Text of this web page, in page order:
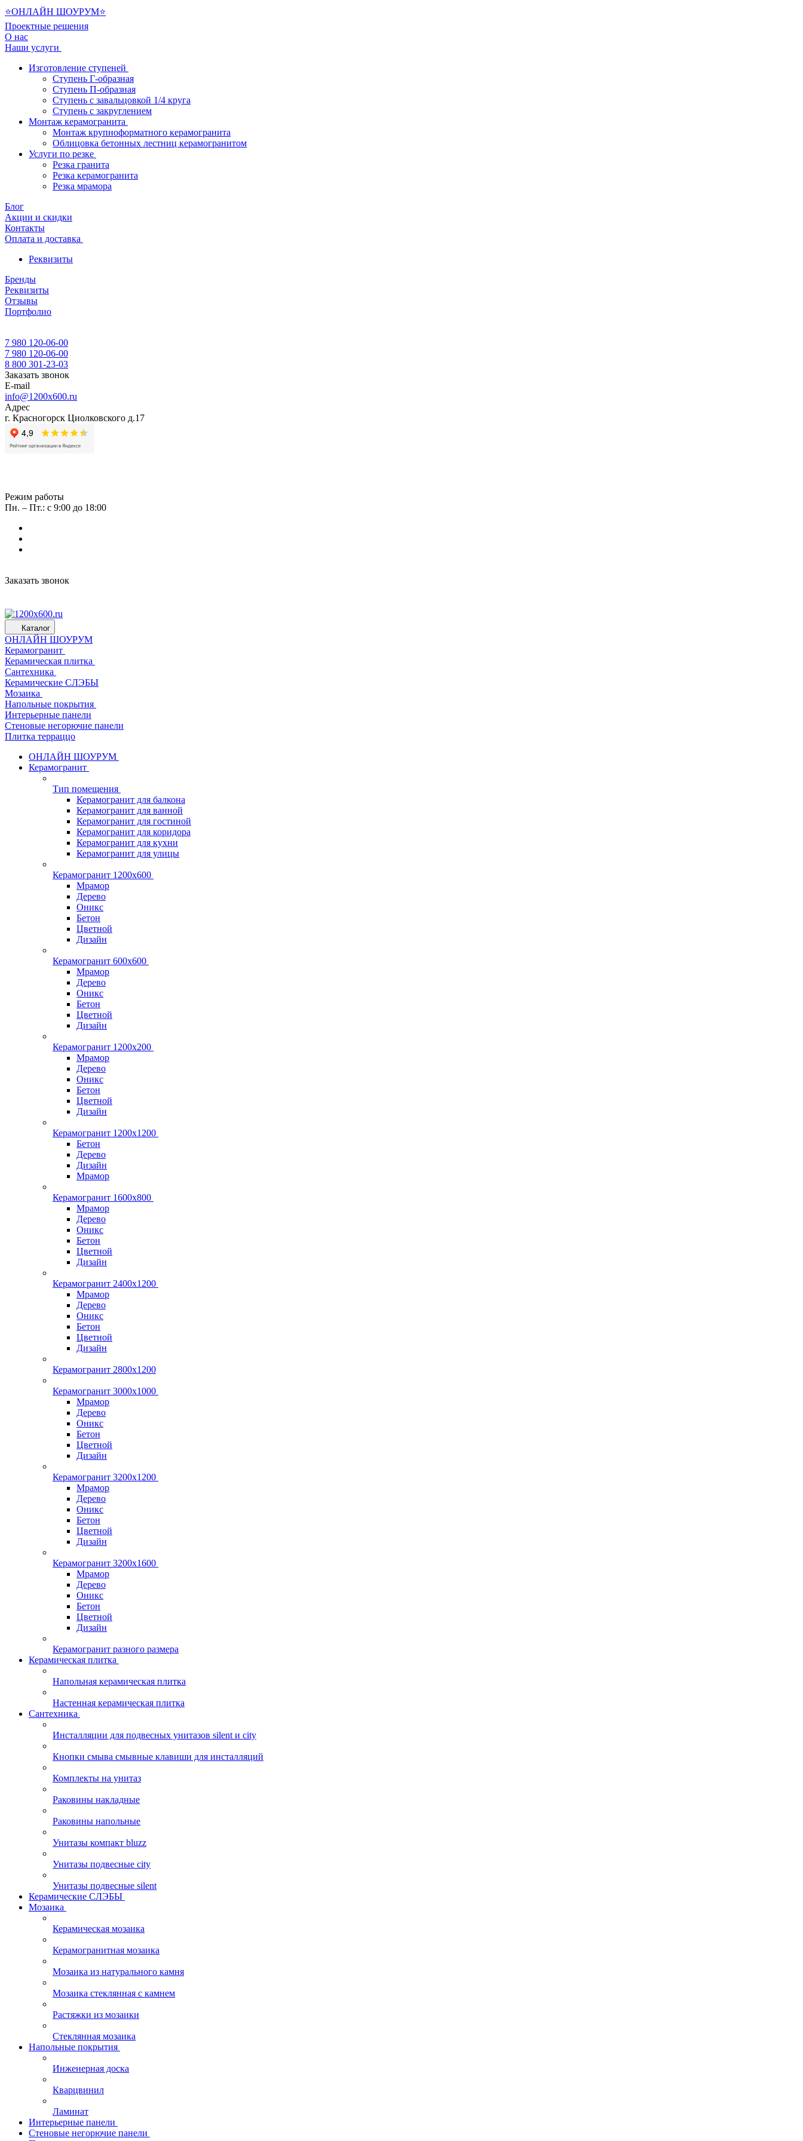
⭐ОНЛАЙН ШОУРУМ⭐
Проектные решения
О нас
Наши услуги
Изготовление ступеней
Ступень Г-образная
Ступень П-образная
Ступень с завальцовкой 1/4 круга
Ступень с закруглением
Монтаж керамогранита
Монтаж крупноформатного керамогранита
Облицовка бетонных лестниц керамогранитом
Услуги по резке
Резка гранита
Резка керамогранита
Резка мрамора
Блог
Акции и скидки
Контакты
Оплата и доставка
Реквизиты
Бренды
Реквизиты
Отзывы
Портфолио
7 980 120-06-00
7 980 120-06-00
8 800 301-23-03
Заказать звонок
E-mail
info@1200x600.ru
Адрес
г. Красногорск Циолковского д.17
Режим работы
Пн. – Пт.: с 9:00 до 18:00
Заказать звонок
Каталог
ОНЛАЙН ШОУРУМ
Керамогранит
Керамическая плитка
Сантехника
Керамические СЛЭБЫ
Мозаика
Напольные покрытия
Интерьерные панели
Стеновые негорючие панели
Плитка терраццо
ОНЛАЙН ШОУРУМ
Керамогранит
Тип помещения
Керамогранит для балкона
Керамогранит для ванной
Керамогранит для гостиной
Керамогранит для коридора
Керамогранит для кухни
Керамогранит для улицы
Керамогранит 1200х600
Мрамор
Дерево
Оникс
Бетон
Цветной
Дизайн
Керамогранит 600х600
Мрамор
Дерево
Оникс
Бетон
Цветной
Дизайн
Керамогранит 1200x200
Мрамор
Дерево
Оникс
Бетон
Цветной
Дизайн
Керамогранит 1200x1200
Бетон
Дерево
Дизайн
Мрамор
Керамогранит 1600х800
Мрамор
Дерево
Оникс
Бетон
Цветной
Дизайн
Керамогранит 2400х1200
Мрамор
Дерево
Оникс
Бетон
Цветной
Дизайн
Керамогранит 2800x1200
Керамогранит 3000х1000
Мрамор
Дерево
Оникс
Бетон
Цветной
Дизайн
Керамогранит 3200х1200
Мрамор
Дерево
Оникс
Бетон
Цветной
Дизайн
Керамогранит 3200х1600
Мрамор
Дерево
Оникс
Бетон
Цветной
Дизайн
Керамогранит разного размера
Керамическая плитка
Напольная керамическая плитка
Настенная керамическая плитка
Сантехника
Инсталляции для подвесных унитазов silent и city
Кнопки смыва смывные клавиши для инсталляций
Комплекты на унитаз
Раковины накладные
Раковины напольные
Унитазы компакт bluzz
Унитазы подвесные city
Унитазы подвесные silent
Керамические СЛЭБЫ
Мозаика
Керамическая мозаика
Керамогранитная мозаика
Мозаика из натурального камня
Мозаика стеклянная с камнем
Растяжки из мозаики
Стеклянная мозаика
Напольные покрытия
Инженерная доска
Кварцвинил
Ламинат
Интерьерные панели
Стеновые негорючие панели